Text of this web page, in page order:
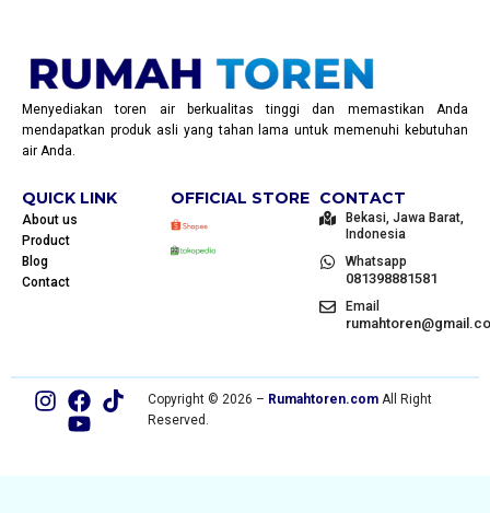
Menyediakan toren air berkualitas tinggi dan memastikan Anda
mendapatkan produk asli yang tahan lama untuk memenuhi kebutuhan
air Anda.
QUICK LINK
About us
Product
Blog
Contact
OFFICIAL STORE CONTACT
Bekasi, Jawa Barat,
Indonesia
Whatsapp
081398881581
Email
Copyright © 2026 – Rumahtoren.comAll Right
Reserved.